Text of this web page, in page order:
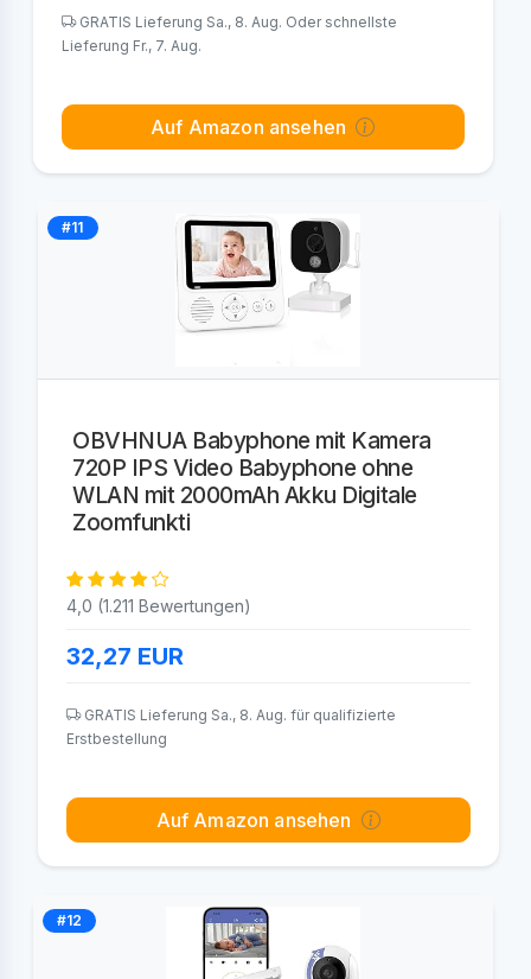
GRATIS Lieferung Sa., 8. Aug. Oder schnellste
Lieferung Fr., 7. Aug.
Auf Amazon ansehen
#11
OBVHNUA Babyphone mit Kamera
720P IPS Video Babyphone ohne
WLAN mit 2000mAh Akku Digitale
Zoomfunkti
4,0 (1.211 Bewertungen)
32,27 EUR
GRATIS Lieferung Sa., 8. Aug. für qualifizierte
Erstbestellung
Auf Amazon ansehen
#12